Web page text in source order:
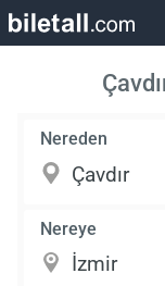
Nereden
Nereye